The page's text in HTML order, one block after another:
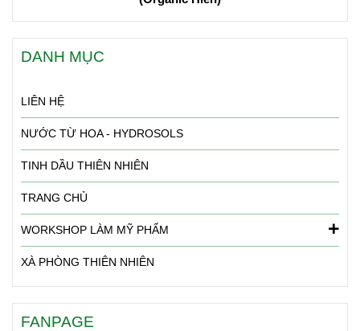
DANH MỤC
LIÊN HỆ
NƯỚC TỪ HOA - HYDROSOLS
TINH DẦU THIÊN NHIÊN
TRANG CHỦ
WORKSHOP LÀM MỸ PHẨM
XÀ PHÒNG THIÊN NHIÊN
FANPAGE